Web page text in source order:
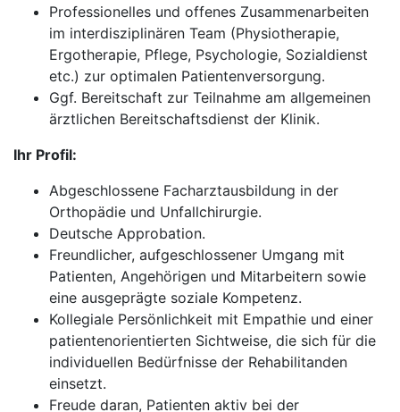
Professionelles und offenes Zusammenarbeiten
im interdisziplinären Team (Physiotherapie,
Ergotherapie, Pflege, Psychologie, Sozialdienst
etc.) zur optimalen Patientenversorgung.
Ggf. Bereitschaft zur Teilnahme am allgemeinen
ärztlichen Bereitschaftsdienst der Klinik.
Ihr Profil:
Abgeschlossene Facharztausbildung in der
Orthopädie und Unfallchirurgie.
Deutsche Approbation.
Freundlicher, aufgeschlossener Umgang mit
Patienten, Angehörigen und Mitarbeitern sowie
eine ausgeprägte soziale Kompetenz.
Kollegiale Persönlichkeit mit Empathie und einer
patientenorientierten Sichtweise, die sich für die
individuellen Bedürfnisse der Rehabilitanden
einsetzt.
Freude daran, Patienten aktiv bei der